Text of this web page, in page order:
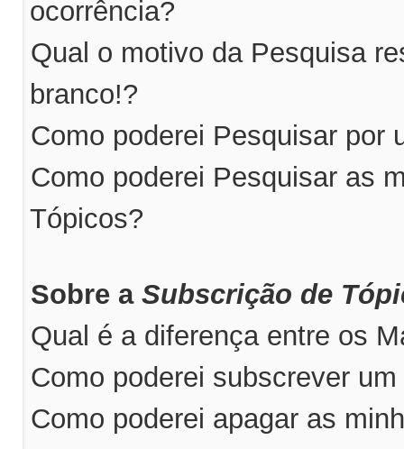
ocorrência?
Qual o motivo da Pesquisa
branco!?
Como poderei Pesquisar por
Como poderei Pesquisar as
Tópicos?
Sobre a Subscrição de
Qual é a diferença entre os
Como poderei subscrever
Como poderei apagar as